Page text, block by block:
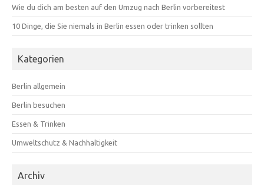
Wie du dich am besten auf den Umzug nach Berlin vorbereitest
10 Dinge, die Sie niemals in Berlin essen oder trinken sollten
Kategorien
Berlin allgemein
Berlin besuchen
Essen & Trinken
Umweltschutz & Nachhaltigkeit
Archiv